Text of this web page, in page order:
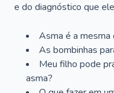
e do diagnóstico que
Asma é a mesma
As bombinhas
Meu filho pode
asma?